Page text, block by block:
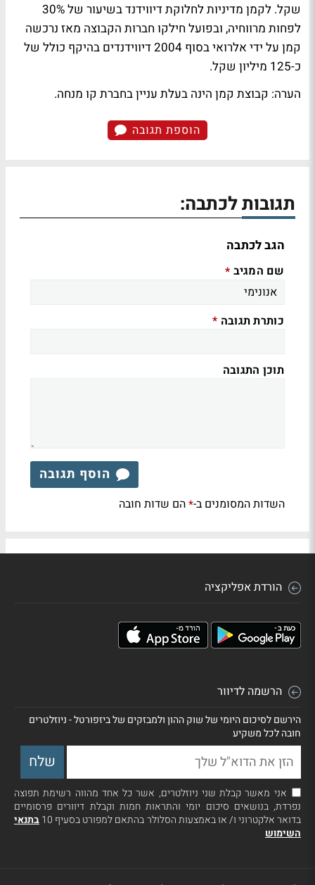
שקל. לקמן מדיניות לחלוקת דיווידנד בשיעור של 30%
לפחות מרווחיה, ובפועל חילקו חברות הקבוצה מאז נרכשה
קמן על ידי אלרואי בסוף 2004 דיווידנדים בהיקף כולל של
כ-125 מיליון שקל.
הערה: קבוצת קמן הינה בעלת עניין בחברת קו מנחה.
הוספת תגובה
תגובות לכתבה:
הגב לכתבה
שם המגיב *
כותרת תגובה *
תוכן התגובה
הוסף תגובה
השדות המסומנים ב-*הם שדות חובה
הורדת אפליקציה
הרשמה לדיוור
הירשם לסיכום היומי של שוק ההון ולמבזקים של ביזפורטל - ניוזלטרים
חובה לכל משקיע
אני מאשר קבלת שני ניוזלטרים, אשר כל אחד מהווה רשימת תפוצה
נפרדת, בנושאים סיכום יומי והתראות חמות וקבלת דיוורים פרסומיים
בדואר אלקטרוני ו/ או באמצעות הסלולר בהתאם למפורט בסעיף 10
בתנאי
השימוש